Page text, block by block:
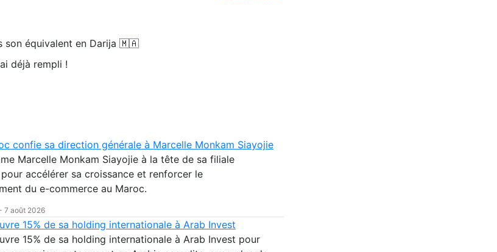
son équivalent en Darija 🇲🇦
déjà rempli !
confie sa direction générale à Marcelle Monkam Siayojie
Marcelle Monkam Siayojie à la tête de sa filiale
accélérer sa croissance et renforcer le
du e-commerce au Maroc.
- 7 août 2026
15% de sa holding internationale à Arab Invest
15% de sa holding internationale à Arab Invest pour